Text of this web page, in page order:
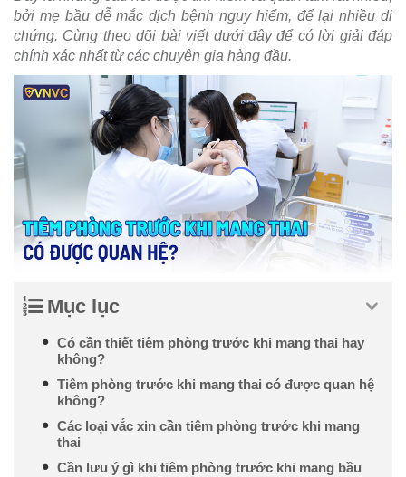
bởi mẹ bầu dễ mắc dịch bệnh nguy hiểm, để lại nhiều di
chứng. Cùng theo dõi bài viết dưới đây để có lời giải đáp
chính xác nhất từ các chuyên gia hàng đầu.
Mục lục
Có cần thiết tiêm phòng trước khi mang thai hay
không?
Tiêm phòng trước khi mang thai có được quan hệ
không?
Các loại vắc xin cần tiêm phòng trước khi mang
thai
Cần lưu ý gì khi tiêm phòng trước khi mang bầu